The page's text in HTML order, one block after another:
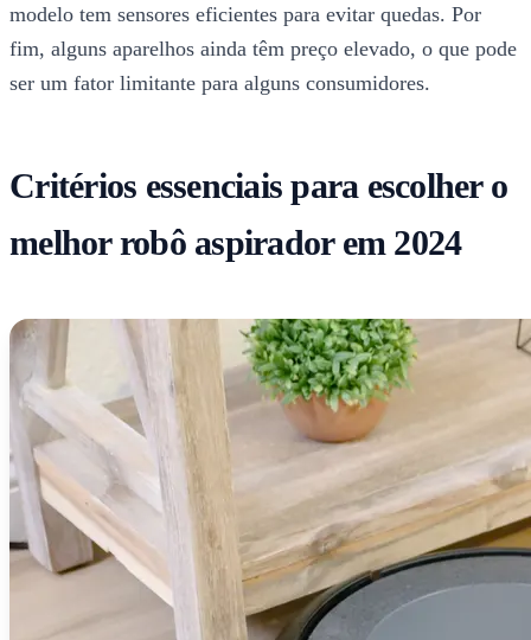
modelo tem sensores eficientes para evitar quedas. Por
fim, alguns aparelhos ainda têm preço elevado, o que pode
ser um fator limitante para alguns consumidores.
Critérios essenciais para escolher o
melhor robô aspirador em 2024